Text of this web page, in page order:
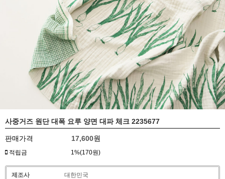
사중거즈 원단 대폭 요루 양면 대파 체크 2235677
판매가격 17,600원
적립금 1%(170원)
제조사
대한민국